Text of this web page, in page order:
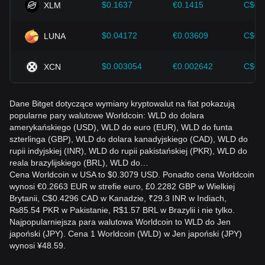
XLM $0.1637 €0.1415
LUNA $0.04172 €0.03609
XCN $0.003054 €0.002642
Dane Bitget dotyczące wymiany kryptowalut na fiat pokazują
popularne pary walutowe Worldcoin: WLD do dolara
amerykańskiego (USD), WLD do euro (EUR), WLD do funta
szterlinga (GBP), WLD do dolara kanadyjskiego (CAD), WLD do
rupii indyjskiej (INR), WLD do rupii pakistańskiej (PKR), WLD do
reala brazylijskiego (BRL), WLD do…
Cena Worldcoin w USA to $0.3079 USD. Ponadto cena Worldcoin
wynosi €0.2663 EUR w strefie euro, £0.2282 GBP w Wielkiej
Brytanii, C$0.4296 CAD w Kanadzie, ₹29.3 INR w Indiach,
₨85.54 PKR w Pakistanie, R$1.57 BRL w Brazylii i nie tylko.
Najpopularniejsza para walutowa Worldcoin to WLD do Jen
japoński (JPY). Cena 1 Worldcoin (WLD) w Jen japoński (JPY)
wynosi ¥48.59.